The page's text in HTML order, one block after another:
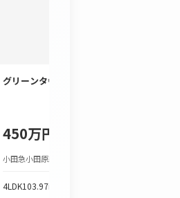
グリーンタウン宮の里
450万円
小田急小田原線 本厚木駅 バス約25分
4LDK103.97m²